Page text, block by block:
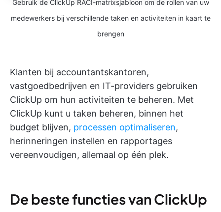
Gebruik de ClickUp RACI-matrixsjabloon om de rollen van uw
medewerkers bij verschillende taken en activiteiten in kaart te
brengen
Klanten bij accountantskantoren,
vastgoedbedrijven en IT-providers gebruiken
ClickUp om hun activiteiten te beheren. Met
ClickUp kunt u taken beheren, binnen het
budget blijven, processen optimaliseren,
herinneringen instellen en rapportages
vereenvoudigen, allemaal op één plek.
De beste functies van ClickUp